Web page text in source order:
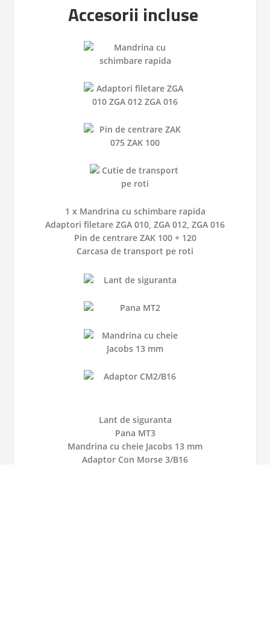
Accesorii incluse
1 x Mandrina cu schimbare rapida
Adaptori filetare ZGA 010, ZGA 012, ZGA 016
Pin de centrare ZAK 100 + 120
Carcasa de transport pe roti
Lant de siguranta
Pana MT3
Mandrina cu cheie Jacobs 13 mm
Adaptor Con Morse 3/B16